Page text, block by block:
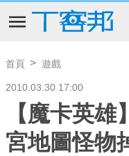
首頁 遊戲
2010.03.30 17:00
【魔卡英
宮地圖怪物